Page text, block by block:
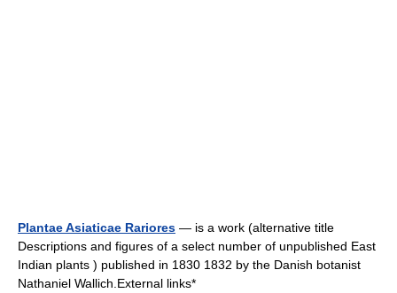
Plantae Asiaticae Rariores — is a work (alternative title
Descriptions and figures of a select number of unpublished East
Indian plants ) published in 1830 1832 by the Danish botanist
Nathaniel Wallich.External links*